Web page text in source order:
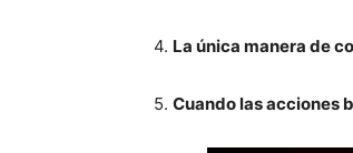
4. La única manera de
5. Cuando las acciones